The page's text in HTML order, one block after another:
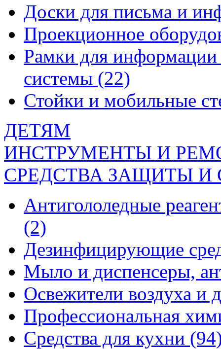
Доски для письма и
Проекционное
Рамки для
системы (22)
Стойки и мобильные
ДЕТЯМ
ИНСТРУМЕНТЫ И
СРЕДСТВА ЗАЩИТЫ
Антигололедные
(2)
Дезинфицирующие
Мыло и диспенсеры,
Освежители воздуха и
Профессиональная
Средства для кухни